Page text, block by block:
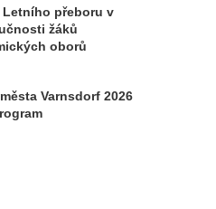
Letního přeboru v
žáků
oborů
Varnsdorf 2026